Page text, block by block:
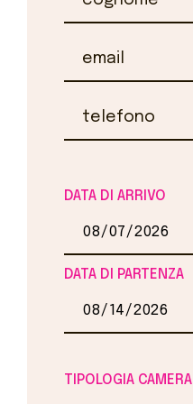
DATA DI ARRIVO
DATA DI PARTENZA
TIPOLOGIA CAMERA